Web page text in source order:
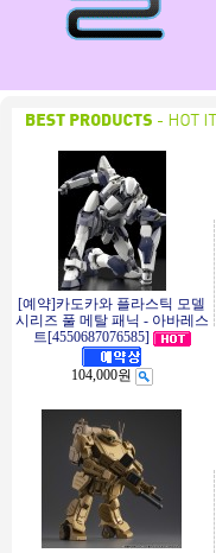
[예약]카도카와 플라스틱 모델
시리즈 풀 메탈 패닉 - 아바레스
트[4550687076585]
104,000원